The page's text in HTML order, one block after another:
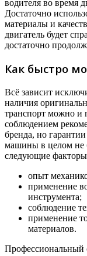
водителя во время
Достаточно
материалы и
двигатель будет
достаточно
Как быстро
Всё зависит
наличия
транспорт можно и
соблюдением
бренда, но
машины в целом не
следующие
опыт
применение
инструмента;
соблюдение
применение
материалов.
Профессиональный